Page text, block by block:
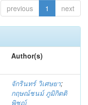
previous 1 next
Author(s)
จักรินทร์ วิเศษยา;
กฤษณ์ชนม์ ภูมิกิตติ
พิชญ์